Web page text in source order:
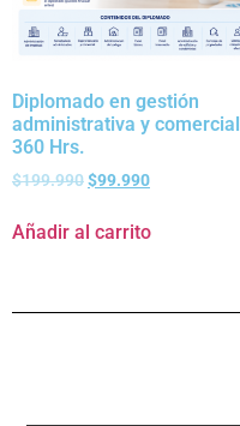
Diplomado en gestión
administrativa y comercial
360 Hrs.
$199.990$99.990
Añadir al carrito